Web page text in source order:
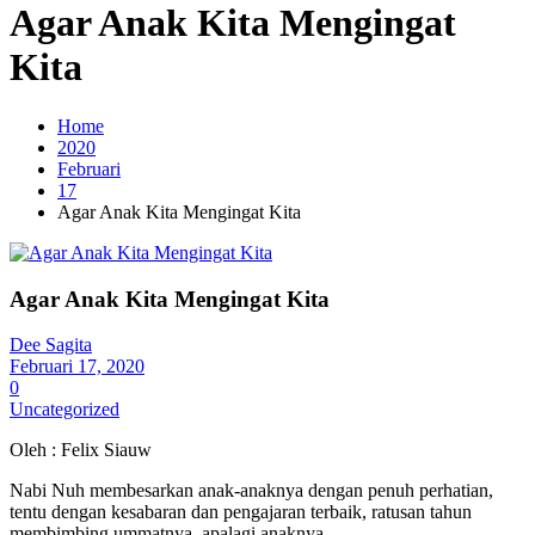
Agar Anak Kita Mengingat
Kita
Home
2020
Februari
17
Agar Anak Kita Mengingat Kita
Agar Anak Kita Mengingat Kita
Dee Sagita
Februari 17, 2020
0
Uncategorized
Oleh : Felix Siauw
Nabi Nuh membesarkan anak-anaknya dengan penuh perhatian,
tentu dengan kesabaran dan pengajaran terbaik, ratusan tahun